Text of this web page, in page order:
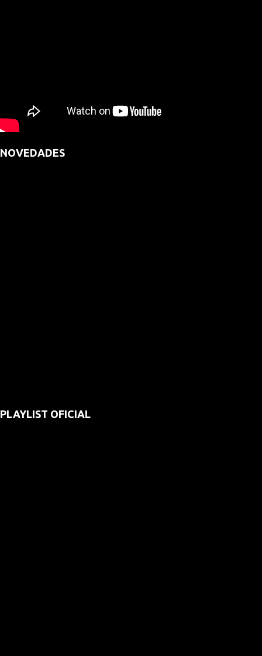
NOVEDADES
PLAYLIST OFICIAL